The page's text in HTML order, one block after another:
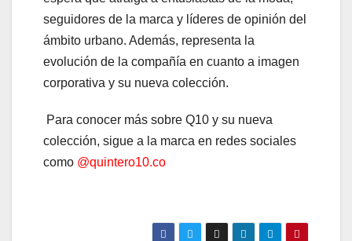
seguidores de la marca y líderes de opinión del
ámbito urbano. Además, representa la
evolución de la compañía en cuanto a imagen
corporativa y su nueva colección.
Para conocer más sobre Q10 y su nueva
colección, sigue a la marca en redes sociales
como @quintero10.co